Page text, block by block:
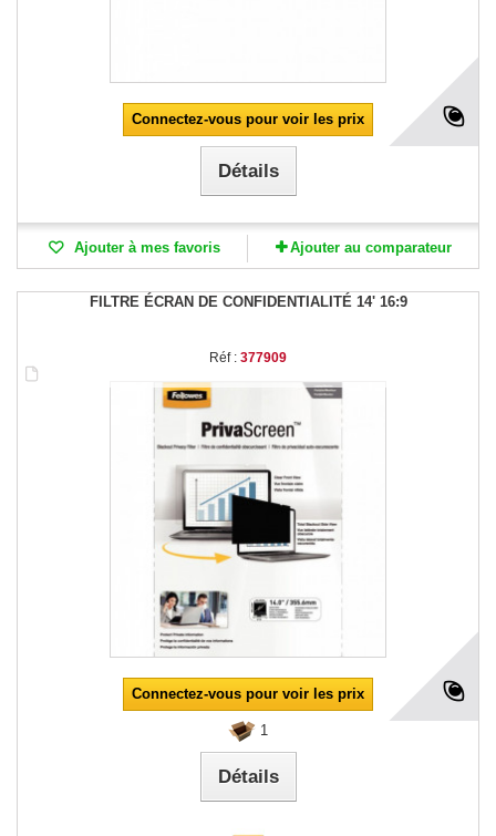
Connectez-vous pour voir les prix
Détails
Ajouter à mes favoris Ajouter au comparateur
FILTRE ÉCRAN DE CONFIDENTIALITÉ 14' 16:9
Réf : 377909
Connectez-vous pour voir les prix
1
Détails